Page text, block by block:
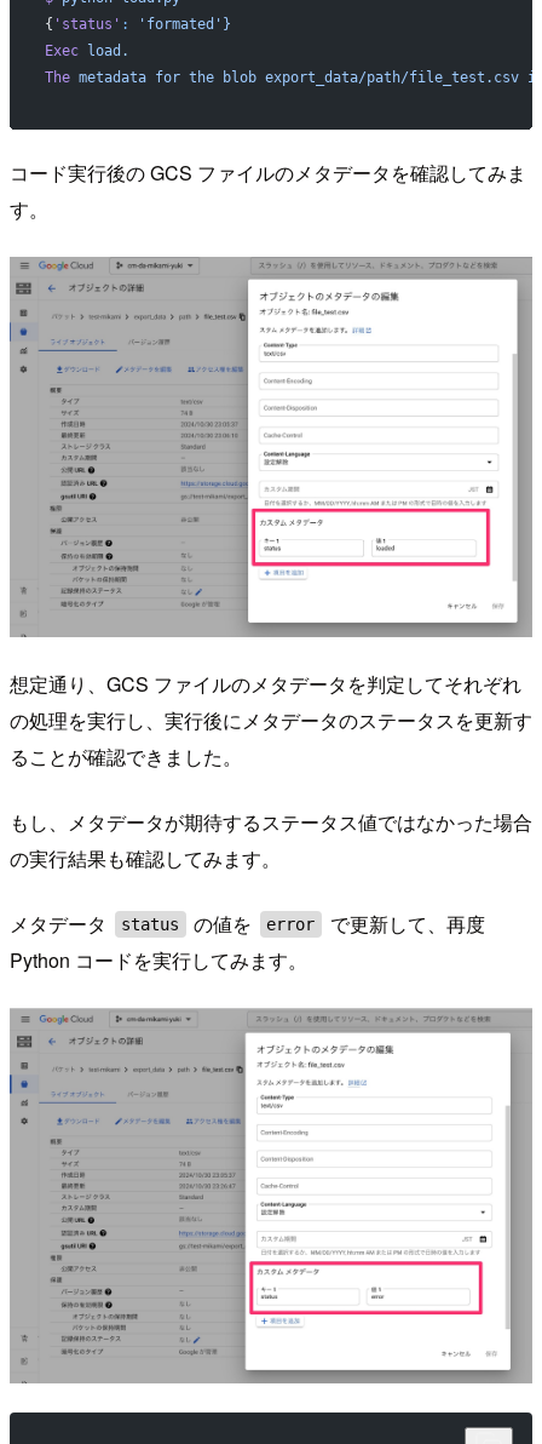
{ 'status' :
'formated'}
Exec load.
The metadata for the blob export_data/path/file_test.csv
コード実行後の GCS ファイルのメタデータを確認してみま
す。
想定通り、GCS ファイルのメタデータを判定してそれぞれ
の処理を実行し、実行後にメタデータのステータスを更新す
ることが確認できました。
もし、メタデータが期待するステータス値ではなかった場合
の実行結果も確認してみます。
メタデータ status の値を error
で更新して、再度
Python コードを実行してみます。